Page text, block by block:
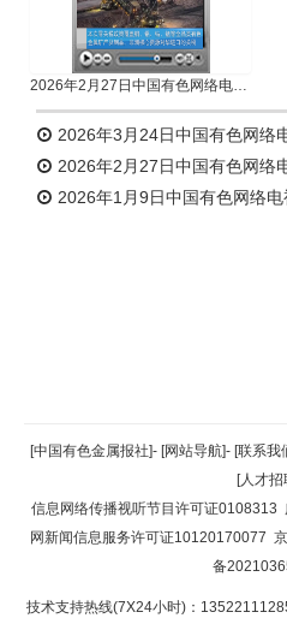
2026年2月27日中国有色网络电视新闻
2026年3月24日中国有色网络
2026年2月27日中国有色网络
2026年1月9日中国有色网络电
返回顶
返回
[中国有色金属报社]- [网站导航]- [联系我
[人才招
信息网络传播视听节目许可证0108313
网新闻信息服务许可证10120170077
备
技术支持热线(7X24小时)：